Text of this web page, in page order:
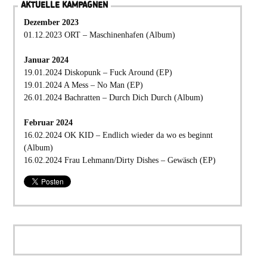
AKTUELLE KAMPAGNEN
Dezember 2023
01.12.2023 ORT – Maschinenhafen (Album)
Januar 2024
19.01.2024 Diskopunk – Fuck Around (EP)
19.01.2024 A Mess – No Man (EP)
26.01.2024 Bachratten – Durch Dich Durch (Album)
Februar 2024
16.02.2024 OK KID – Endlich wieder da wo es beginnt
(Album)
16.02.2024 Frau Lehmann/Dirty Dishes – Gewäsch (EP)